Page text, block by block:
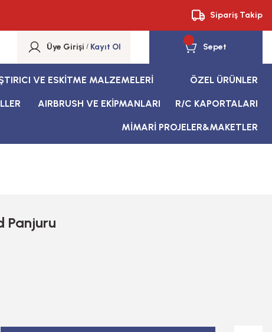
Sipariş Takip
Üye Girişi / Kayıt Ol Sepet
VE ESKİTME MALZEMELERİ ÖZEL ÜRÜNLER
AIRBRUSH VE EKİPMANLARI R/C KAPORTALARI
MİMARİ PROJELER&MAKETLER
Panjuru